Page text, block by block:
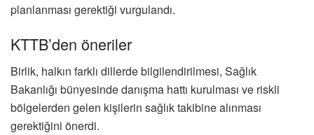
planlanması gerektiği vurgulandı.
KTTB’den öneriler
Birlik, halkın farklı dillerde bilgilendirilmesi, Sağlık
Bakanlığı bünyesinde danışma hattı kurulması ve riskli
bölgelerden gelen kişilerin sağlık takibine alınması
gerektiğini önerdi.